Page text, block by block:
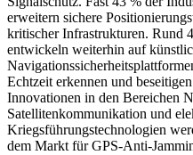
erweitern sichere
kritischer Infrastrukturen. Rund
entwickeln weiterhin auf
Echtzeit erkennen und
Innovationen in den Bereichen
Satellitenkommunikation und
Kriegsführungstechnologien
dem Markt für GPS-Anti-